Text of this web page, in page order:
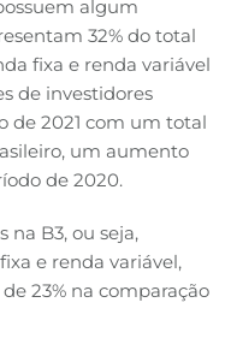
algum
32% do total
fixa e renda variável
de investidores
de 2021 com um total
um aumento
de 2020.
na B3, ou seja,
e renda variável,
23% na comparação